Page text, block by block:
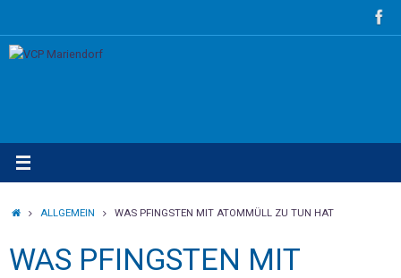
springen
STARTSEITE
ALLGEMEIN WAS PFINGSTEN MIT ATOMMÜLL ZU TUN HAT
WAS PFINGSTEN MIT